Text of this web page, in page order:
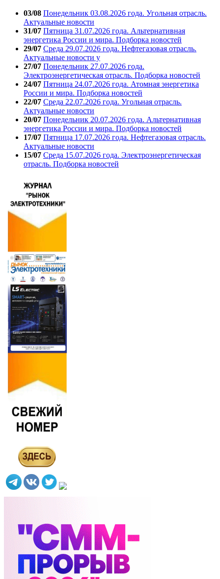
03/08 Понедельник 03.08.2026 года. Угольная отрасль.
Актуальные новости
31/07 Пятница 31.07.2026 года. Альтернативная
энергетика России и мира. Подборка новостей
29/07 Среда 29.07.2026 года. Нефтегазовая отрасль.
Актуальные новости у
27/07 Понедельник 27.07.2026 года.
Электроэнергетическая отрасль. Подборка новостей
24/07 Пятница 24.07.2026 года. Атомная энергетика
России и мира. Подборка новостей
22/07 Среда 22.07.2026 года. Угольная отрасль.
Актуальные новости
20/07 Понедельник 20.07.2026 года. Альтернативная
энергетика России и мира. Подборка новостей
17/07 Пятница 17.07.2026 года. Нефтегазовая отрасль.
Актуальные новости
15/07 Среда 15.07.2026 года. Электроэнергетическая
отрасль. Подборка новостей